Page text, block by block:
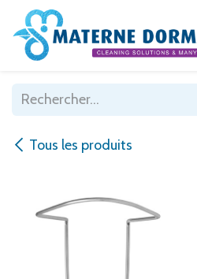
Se rendre au contenu
Tous les produits